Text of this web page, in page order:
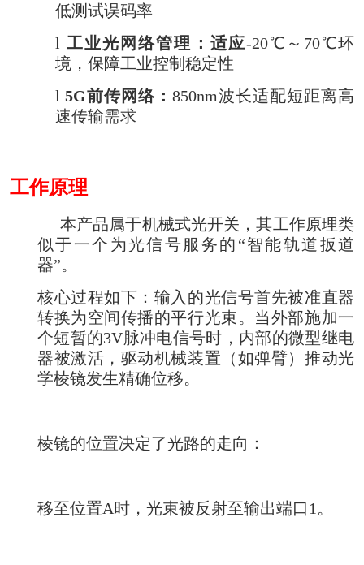
低测试误码率
l 工业光网络管理：适应-20℃～70℃环
境，保障工业控制稳定性
l 5G前传网络： 850nm波长适配短距离高
速传输需求
工作原理
本产品属于机械式光开关，其工作原理类
似于一个为光信号服务的“智能轨道扳道
器”。
核心过程如下：输入的光信号首先被准直器
转换为空间传播的平行光束。当外部施加一
个短暂的3V脉冲电信号时，内部的微型继电
器被激活，驱动机械装置（如弹臂）推动光
学棱镜发生精确位移。
棱镜的位置决定了光路的走向：
移至位置A时，光束被反射至输出端口1。